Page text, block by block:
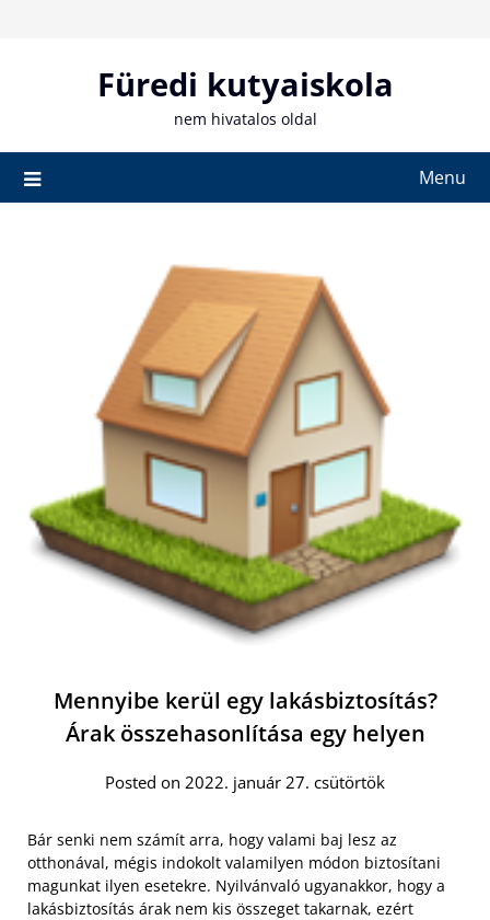
Füredi kutyaiskola
nem hivatalos oldal
Menu
Mennyibe kerül egy lakásbiztosítás?
Árak összehasonlítása egy helyen
Posted on 2022. január 27. csütörtök
Bár senki nem számít arra, hogy valami baj lesz az
otthonával, mégis indokolt valamilyen módon biztosítani
magunkat ilyen esetekre. Nyilvánvaló ugyanakkor, hogy a
lakásbiztosítás árak nem kis összeget takarnak, ezért